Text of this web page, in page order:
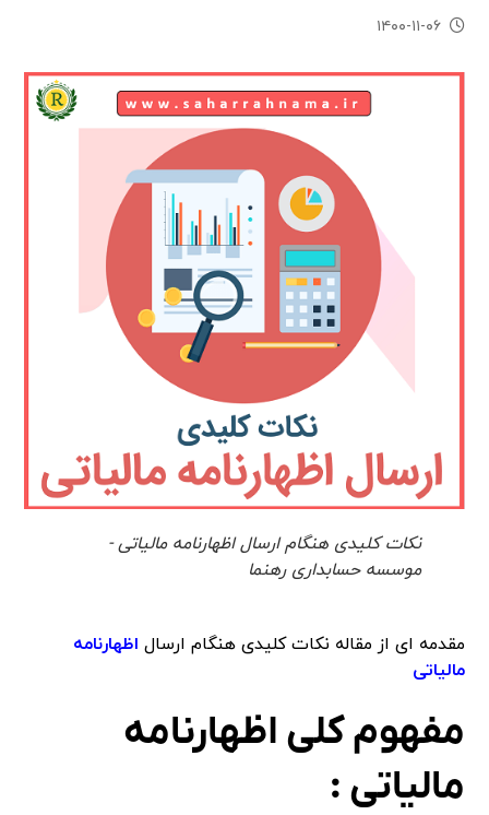
۱۴۰۰-۱۱-۰۶
نکات کلیدی هنگام ارسال اظهارنامه مالیاتی -
موسسه حسابداری رهنما
مقدمه ای از مقاله نکات کلیدی هنگام ارسال اظهارنامه
مالیاتی
مفهوم کلی اظهارنامه
مالیاتی :